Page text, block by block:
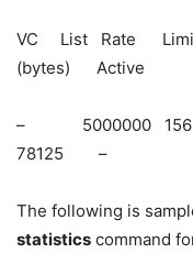
VC List Rate
(bytes) Active
– 5000000
78125 –
The following is
statistics command